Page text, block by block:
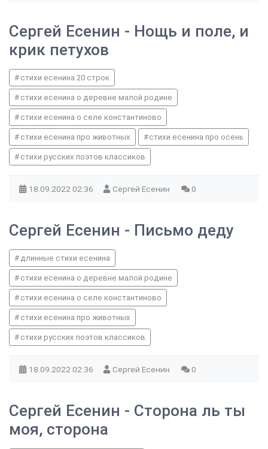
Сергей Есенин - Нощь и поле, и
крик петухов
стихи есенина 20 строк
стихи есенина о деревне малой родине
стихи есенина о селе константиново
стихи есенина про животных стихи есенина про осень
стихи русских поэтов классиков
18.09.2022 02:36 Сергей Есенин 0
Сергей Есенин - Письмо деду
длинные стихи есенина
стихи есенина о деревне малой родине
стихи есенина о селе константиново
стихи есенина про животных
стихи русских поэтов классиков
18.09.2022 02:36 Сергей Есенин 0
Сергей Есенин - Сторона ль ты
моя, сторона